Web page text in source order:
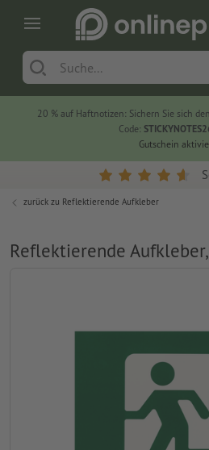
20 % auf Haftnotizen: Sichern Sie sich
Code:
Gutschein
zurück zu Reflektierende Aufkleber
Reflektierende